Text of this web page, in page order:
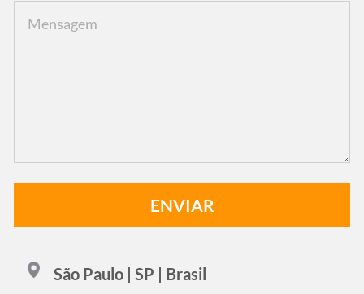
São Paulo | SP | Brasil